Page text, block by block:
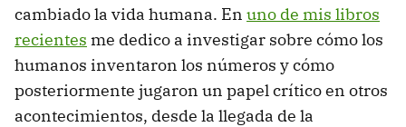
cambiado la vida humana. En uno de mis libros
recientes me dedico a investigar sobre cómo los
humanos inventaron los números y cómo
posteriormente jugaron un papel crítico en otros
acontecimientos, desde la llegada de la